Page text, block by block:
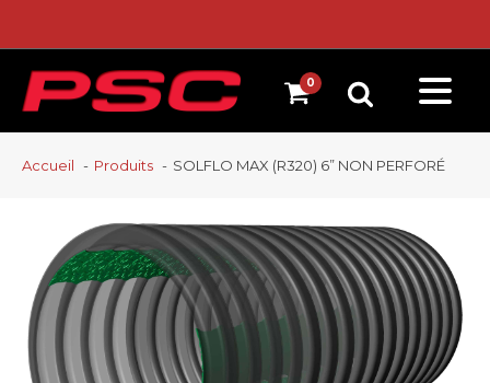
Accueil Produits SOLFLO MAX (R320) 6” NON PERFORÉ